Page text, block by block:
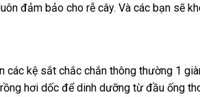
đảm bảo cho rễ cây. Và các bạn sẽ
kệ sắt chắc chắn thông thường 1
hơi dốc để dinh dưỡng từ đầu ống